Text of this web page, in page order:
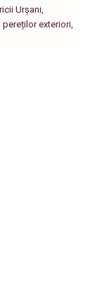
Urșani,
exteriori,